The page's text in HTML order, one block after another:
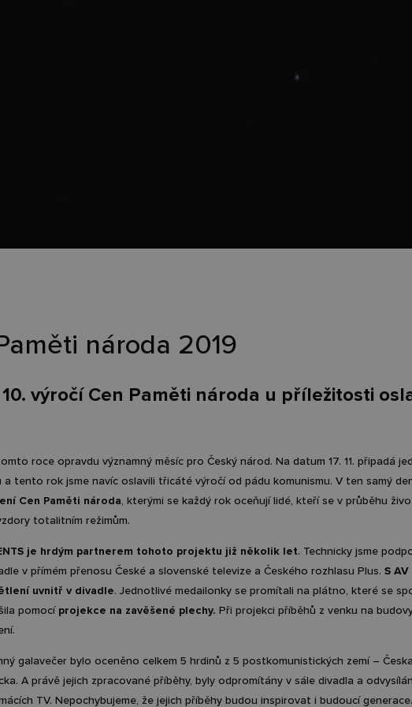
národa 2019
výročí Cen Paměti národa u příležitosti
roce opravdu významný měsíc pro Český národ. Na datum 17. 11. připadá
tento rok jsme navíc oslavili třicáté výročí od pádu komunismu. V ten samý
Cen Paměti národa, kterými se každý rok oceňují lidé, kteří se v průběhu
totalitním režimům.
je hrdým partnerem tohoto projektu již několik let. Technicky jsme
v přímém přenosu České a slovenské televize a Českého rozhlasu Plus. S
uvnitř v divadle. Jednotlivé medailonky se promítali na plátno, které se
pomocíprojekce na zavěšené plechy. Při projekci příběhů z venku na
galavečer bylo oceněno celkem 5 hrdinů z 5 postkomunistických zemí –
A právě jejich zpracované příběhy, byly odpromítány v sále divadla a
TV. Nepochybujeme, že jejich příběhy budou inspirovat i budoucí